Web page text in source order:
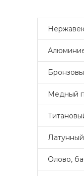
Медный
Олово,